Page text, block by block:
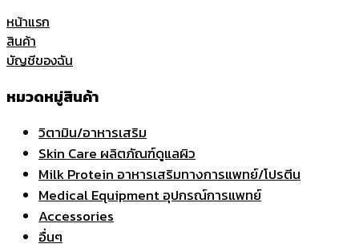
หน้าแรก
สินค้า
บัญชีของฉัน
หมวดหมู่สินค้า
วิตามิน/อาหารเสริม
Skin Care ผลิตภัณฑ์ดูแลผิว
Milk Protein อาหารเสริมทางการแพทย์/โปรตีน
Medical Equipment อุปกรณ์การแพทย์
Accessories
อื่นๆ